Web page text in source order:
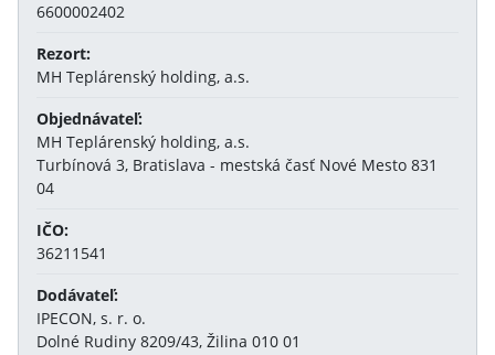
6600002402
Rezort:
MH Teplárenský holding, a.s.
Objednávateľ:
MH Teplárenský holding, a.s.
Turbínová 3, Bratislava - mestská časť Nové Mesto 831
04
IČO:
36211541
Dodávateľ:
IPECON, s. r. o.
Dolné Rudiny 8209/43, Žilina 010 01